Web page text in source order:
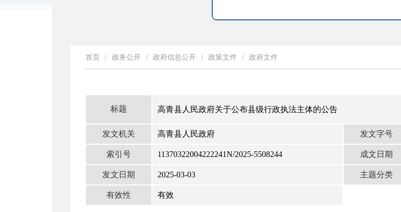
首页 / 政务公开 / 政府信息公开 / 政策文件 / 政府文件
标题 高青县人民政府关于公布县级行政执法主体的公告
发文机关 高青县人民政府 发文字号
索引号 11370322004222241N/2025-5508244 成文日期
发文日期 2025-03-03 主题分类
有效性 有效